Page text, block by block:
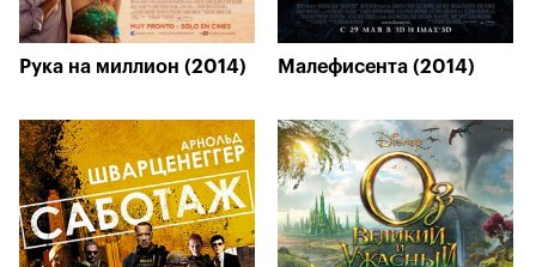
Рука на миллион (2014) Малефисента (2014)